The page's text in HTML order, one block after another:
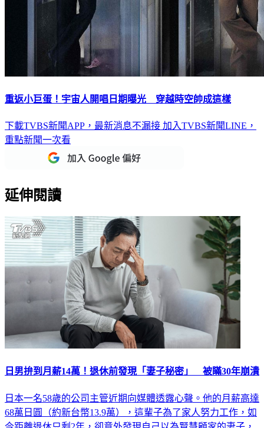
重返小巨蛋！宇宙人開唱日期曝光 穿越時空帥成這樣
下載TVBS新聞APP，最新消息不漏接 加入TVBS新聞LINE，
重點新聞一次看
延伸閱讀
日男拚到月薪14萬！退休前發現「妻子秘密」 被瞞30年崩潰
日本一名58歲的公司主管近期向媒體透露心聲。他的月薪高達
68萬日圓（約新台幣13.9萬），這輩子為了家人努力工作，如